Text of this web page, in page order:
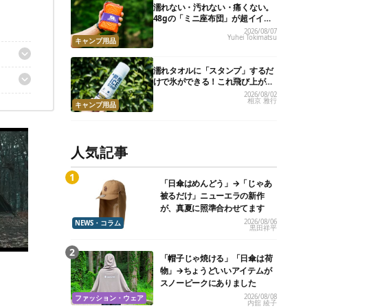
キャンプ用品
濡れない・汚れない・痛くない。
48gの「ミニ座布団」が超イイ具
合
2026/08/07
Yuhei Tokimatsu
キャンプ用品
濡れタオルに「スタンプ」するだ
けで氷ができる！これ飛び上がる
くらい涼しくて最高だった2026/08/02
相京 雅行
人気記事
NEWS・コラム
「日傘はめんどう」→「じゃあ
被るだけ」ニューエラの新作
が、真夏に照準合わせてます
2026/08/06
黒田祥平
ファッション・ウェア
「帽子じゃ焼ける」「日傘は荷
物」→ちょうどいいアイテムが
スノーピークにありました
2026/08/08
内舘 綾子